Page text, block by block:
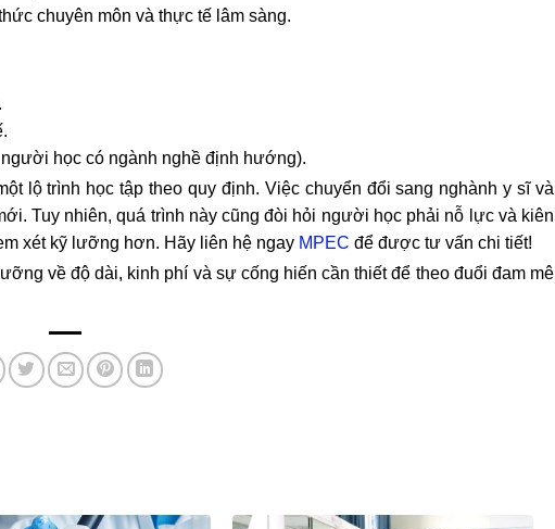
chuyên môn và thực tế lâm sàng.
học có ngành nghề định hướng).
lộ trình học tập theo quy định. Việc chuyển đổi sang nghành y sĩ và
Tuy nhiên, quá trình này cũng đòi hỏi người học phải nỗ lực và kiên
xét kỹ lưỡng hơn. Hãy liên hệ ngay MPEC để được tư vấn chi tiết!
về độ dài, kinh phí và sự cống hiến cần thiết để theo đuổi đam mê